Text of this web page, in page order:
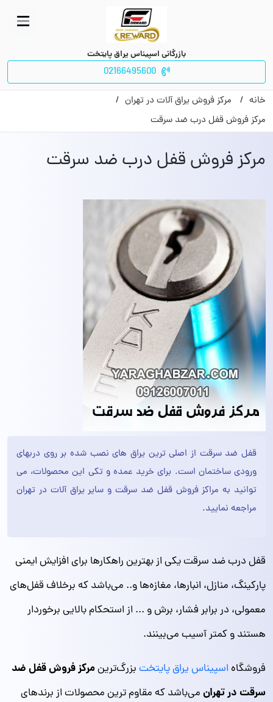
بازرگانی اسپیناس یراق پایتخت
02166495600
خانه
مرکز فروش یراق آلات در تهران
مرکز فروش قفل درب ضد سرقت
مرکز فروش قفل درب ضد سرقت
قفل ضد سرقت از اصلی ترین یراق های نصب شده بر روی دربهای
ورودی ساختمان است. برای خرید عمده و تکی این محصولات، می
توانید به مراکز فروش قفل ضد سرقت و سایر یراق آلات در تهران
مراجعه نمایید.
قفل درب ضد سرقت یکی از بهترین راهکارها برای افزایش ایمنی
پارکینگ، منازل، انبارها، مغازه‌ها و.. می‌باشد که برخلاف قفل‌های
معمولی، در برابر فشار، برش و ... از استحکام بالایی برخوردار
هستند و کمتر آسیب می‌بینند.
فروشگاهاسپیناس یراق پایتختبزرگ‌ترینمرکز فروش قفل ضد
سرقت در تهرانمی‌باشد که مقاوم ترین محصولات از برندهای